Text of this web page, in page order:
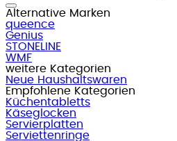
Alternative Marken
queence
Genius
STONELINE
WMF
weitere Kategorien
Neue Haushaltswaren
Empfohlene Kategorien
Küchentabletts
Käseglocken
Servierplatten
Serviettenringe